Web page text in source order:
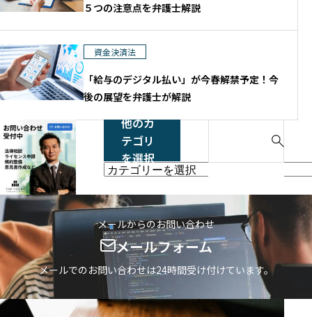
５つの注意点を弁護士解説
資金決済法
「給与のデジタル払い」が今春解禁予定！今
後の展望を弁護士が解説
他のカ
テゴリ
を選択
他
カ
テ
ゴ
リ
を
選
択
a
r
c
h
f
o
r
メールからのお問い合わせ
メールフォーム
メールでのお問い合わせは24時間受け付けています。